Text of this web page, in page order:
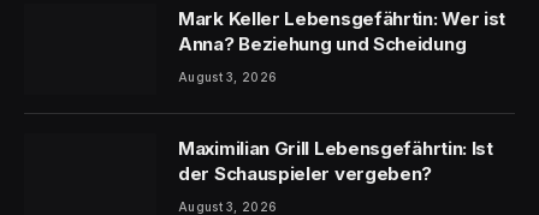
Mark Keller Lebensgefährtin: Wer ist
Anna? Beziehung und Scheidung
August 3, 2026
Maximilian Grill Lebensgefährtin: Ist
der Schauspieler vergeben?
August 3, 2026